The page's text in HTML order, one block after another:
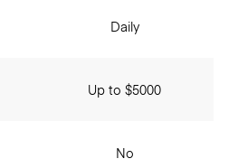
Daily
Up to $5000
No